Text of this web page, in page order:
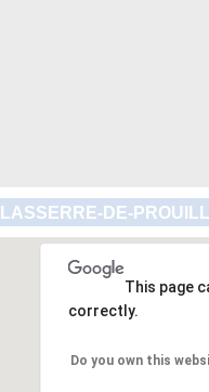
LASSERRE-DE-
This page
correctly.
Do you own this